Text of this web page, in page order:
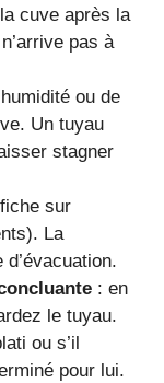
cuve après la
pas à
ou de
Un tuyau
stagner
sur
La
: en
le tuyau.
ou s’il
pour lui.